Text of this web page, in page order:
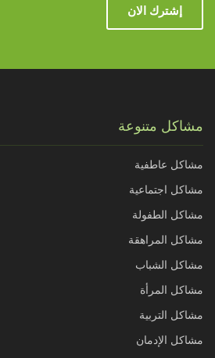
إشترك الان
مشاكل متنوعة
مشاكل عاطفية
مشاكل اجتماعية
مشاكل الطفولة
مشاكل المراهقة
مشاكل الشباب
مشاكل المرأة
مشاكل التربية
مشاكل الإدمان